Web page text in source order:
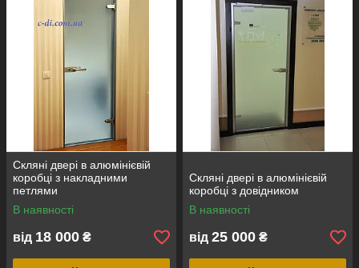
Скляні двері в алюмінієвій
коробці з накладними
петлями
В наявності
від 18 000 ₴
Скляні двері в алюмінієвій
коробці з довідником
В наявності
від 25 000 ₴